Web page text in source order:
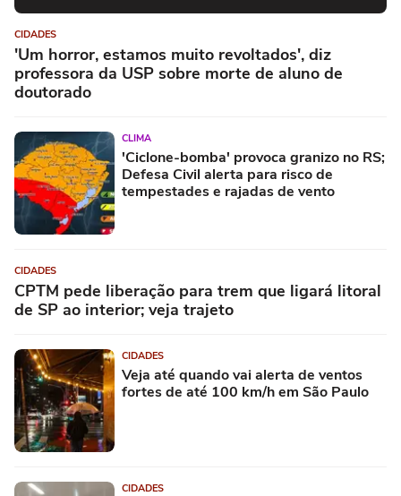
CIDADES
'Um horror, estamos muito revoltados', diz
professora da USP sobre morte de aluno de
doutorado
CLIMA
'Ciclone-bomba' provoca granizo no RS;
Defesa Civil alerta para risco de
tempestades e rajadas de vento
CIDADES
CPTM pede liberação para trem que ligará litoral
de SP ao interior; veja trajeto
CIDADES
Veja até quando vai alerta de ventos
fortes de até 100 km/h em São Paulo
CIDADES